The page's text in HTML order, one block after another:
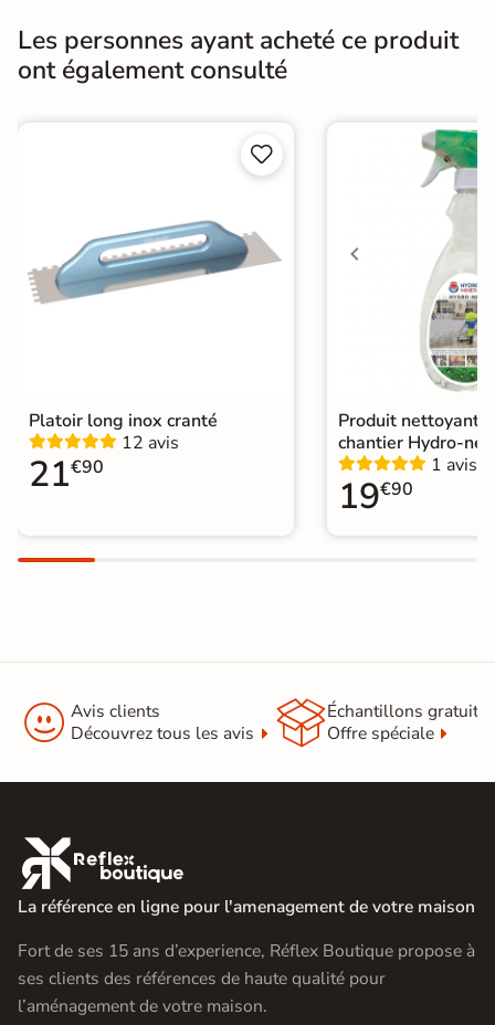
Résistant au Gel Oui
1er Choix
A coller sur chape
A coller sur ancien carrelage
Normes
Les personnes ayant acheté ce produit
ont également consulté


Platoir long inox cranté
12 avis
21€90
Produit nettoyant
chantier Hydro-net
1 avis
19€90
 Avis clients
Découvrez tous les avis
Échantillons gratuit
Offre spéciale

La référence en ligne pour l'amenagement de votre maison
Fort de ses 15 ans d’experience, Réflex Boutique propose à
ses clients des références de haute qualité pour
l’aménagement de votre maison.